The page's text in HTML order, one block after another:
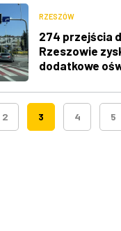
RZESZÓW
274 przejścia
Rzeszowie
dodatkowe
2 3 4 5